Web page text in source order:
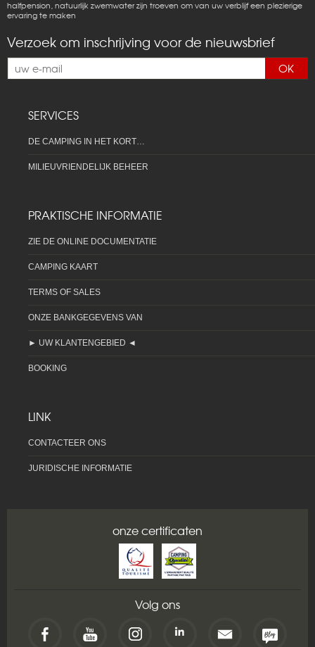
halfpension, natuurlijk zwemwater zijn troeven om van uw verblijf een plezierige
ervaring te maken
Verzoek om inschrijving voor de nieuwsbrief
OK
SERVICES
DE CAMPING IN HET KORT…
MILIEUVRIENDELIJK BEHEER
PRAKTISCHE INFORMATIE
ZIE DE ONLINE DOCUMENTATIE
CAMPING KAART
TERMS OF SALES
ONZE BANKGEGEVENS VAN
► UW KLANTENGEBIED ◄
BOOKING
LINK
CONTACTEER ONS
JURIDISCHE INFORMATIE
onze certificaten
Volg ons